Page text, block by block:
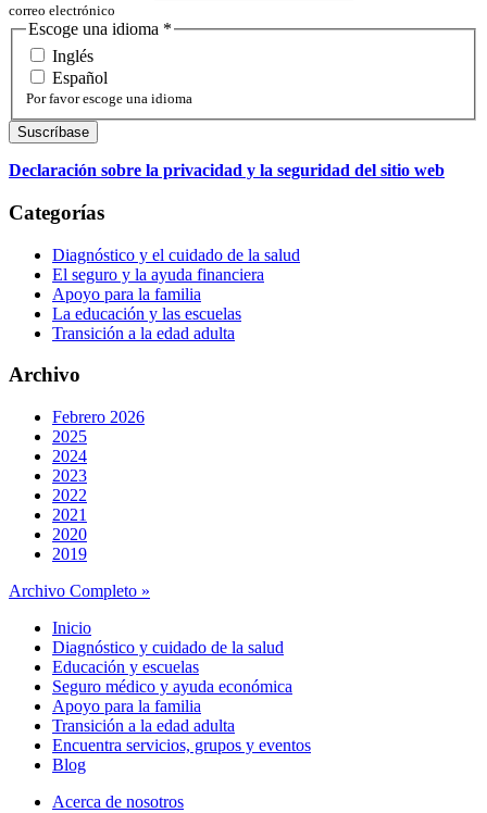
correo electrónico
Escoge una idioma *
Inglés
Español
Por favor escoge una idioma
Declaración sobre la privacidad y la seguridad del sitio web
Categorías
Diagnóstico y el cuidado de la salud
El seguro y la ayuda financiera
Apoyo para la familia
La educación y las escuelas
Transición a la edad adulta
Archivo
Febrero 2026
2025
2024
2023
2022
2021
2020
2019
Archivo Completo »
Inicio
Diagnóstico y cuidado de la salud
Educación y escuelas
Seguro médico y ayuda económica
Apoyo para la familia
Transición a la edad adulta
Encuentra servicios, grupos y eventos
Blog
Acerca de nosotros